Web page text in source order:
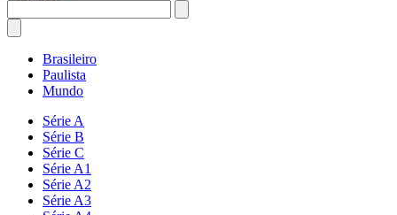
Brasileiro
Paulista
Mundo
Série A
Série B
Série C
Série A1
Série A2
Série A3